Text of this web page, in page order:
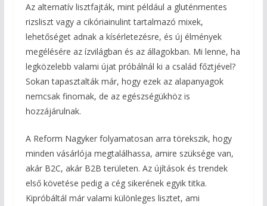
Az alternatív lisztfajták, mint például a gluténmentes
rizsliszt vagy a cikóriainulint tartalmazó mixek,
lehetőséget adnak a kísérletezésre, és új élmények
megélésére az ízvilágban és az állagokban. Mi lenne, ha
legközelebb valami újat próbálnál ki a család főztjével?
Sokan tapasztalták már, hogy ezek az alapanyagok
nemcsak finomak, de az egészségükhöz is
hozzájárulnak.
A Reform Nagyker folyamatosan arra törekszik, hogy
minden vásárlója megtalálhassa, amire szüksége van,
akár B2C, akár B2B területen. Az újítások és trendek
első követése pedig a cég sikerének egyik titka.
Kipróbáltál már valami különleges lisztet, ami